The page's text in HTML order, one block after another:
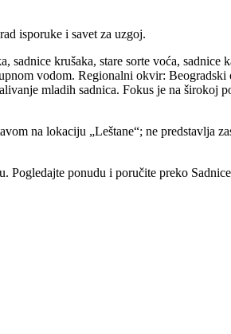
isporuke i savet za uzgoj.
krušaka, stare sorte voća,
vodom. Regionalni okvir:
mladih sadnica. Fokus je na širokoj
na lokaciju „Leštane“; ne predstavlja
Pogledajte ponudu i poručite preko